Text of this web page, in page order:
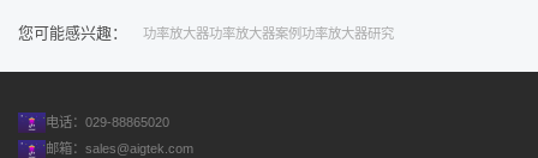
您可能感兴趣： 功率放大器功率放大器案例功率放大器研究
电话：029-88865020
邮箱： sales@aigtek.com